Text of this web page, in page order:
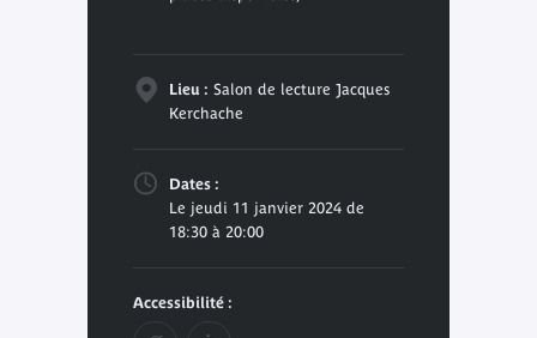
Lieu : Salon de lecture Jacques
Kerchache
Dates :
Le jeudi 11 janvier 2024 de
18:30 à 20:00
Accessibilité :